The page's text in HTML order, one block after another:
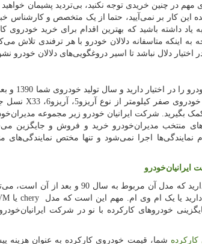
مهم در چنین خریدی توجه نکنید، بی‌تردید پشیمان
این کار بر نمی‌آیید، حتما از یک متخصص و کارشناس
داشته باشید که بهترین اقدام برای خرید خودروی
اینکه متاسفانه دلالان خودرو با هر ترفندی تلاش
دلال نباشد تا اسیر دروغگویی‌های دلالان خودرو
اگر شما
صفر کیلومتر از نوع آریزو5، آریزو6، X33 نسل
کمک بگیرید. شرکت ایرانیان خودرو زیر مجموعه
منتخب مدیران‌خودرو خرید و فروش و جایگزین
نمایندگی‌ها اجرا نمی‌شود و تنها مختص
ایرانیان‌خودرو
چنانچه یکی از خودروهای مدیران‌خودرو را در اختیار
یا یک ام وی ام. مهم این است که مدل
chery یا
خودروهای کارکرده با نو در شرکت
شما، قیمت خودروی کارکرده به عنوان هزینه